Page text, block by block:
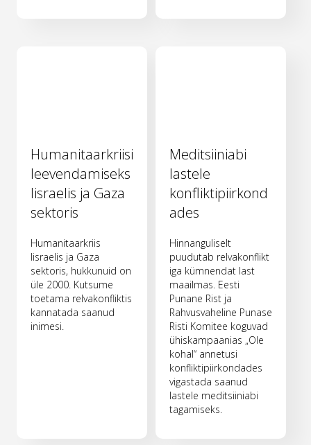
Humanitaarkriisi
leevendamiseks
Iisraelis ja Gaza
sektoris
Humanitaarkriis
Iisraelis ja Gaza
sektoris, hukkunuid on
üle 2000. Kutsume
toetama relvakonfliktis
kannatada saanud
inimesi.
Meditsiiniabi
lastele
konfliktipiirkond
ades
Hinnanguliselt
puudutab relvakonflikt
iga kümnendat last
maailmas. Eesti
Punane Rist ja
Rahvusvaheline Punase
Risti Komitee koguvad
ühiskampaanias „Ole
kohal“ annetusi
konfliktipiirkondades
vigastada saanud
lastele meditsiiniabi
tagamiseks.